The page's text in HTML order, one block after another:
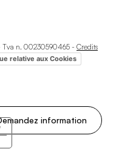
information
Tva n. 00230590465 - Credits
relative aux Cookies